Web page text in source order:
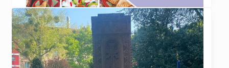
ACTUALITÉS
29 avril 2026
Repas de la Croix Bleue le 17 mai 2026